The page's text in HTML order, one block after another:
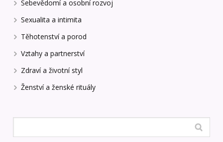
Sebevědomí a osobní rozvoj
Sexualita a intimita
Těhotenství a porod
Vztahy a partnerství
Zdraví a životní styl
Ženství a ženské rituály